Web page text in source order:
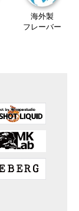
海外製
フレーバー